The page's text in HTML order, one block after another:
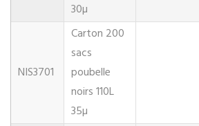
30µ
NIS3701
Carton 200
sacs
poubelle
noirs 110L
35µ